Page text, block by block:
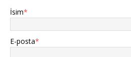
İsim*
E-posta*